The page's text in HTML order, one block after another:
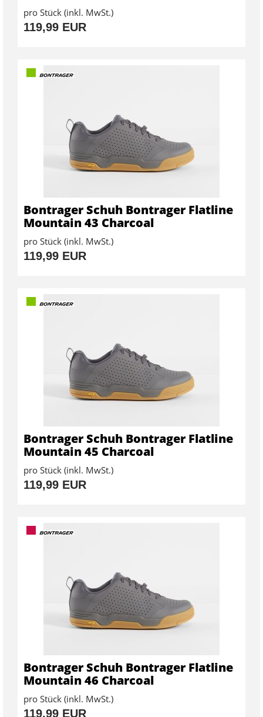
pro Stück (inkl. MwSt.)
119,99 EUR
Bontrager Schuh Bontrager Flatline
Mountain 43 Charcoal
pro Stück (inkl. MwSt.)
119,99 EUR
Bontrager Schuh Bontrager Flatline
Mountain 45 Charcoal
pro Stück (inkl. MwSt.)
119,99 EUR
Bontrager Schuh Bontrager Flatline
Mountain 46 Charcoal
pro Stück (inkl. MwSt.)
119,99 EUR